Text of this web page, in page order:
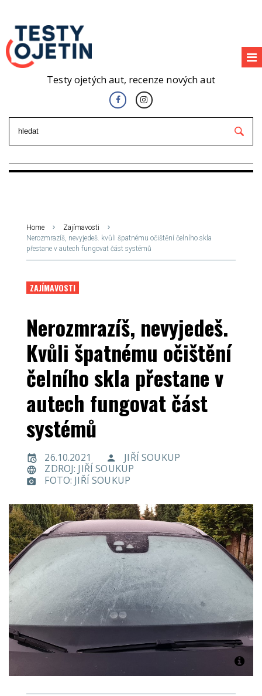
Testy ojetých aut, recenze nových aut
Home
Zajímavosti
Nerozmrazíš, nevyjedeš. kvůli špatnému očištění čelního skla
přestane v autech fungovat část systémů
ZAJÍMAVOSTI
Nerozmrazíš, nevyjedeš.
Kvůli špatnému očištění
čelního skla přestane v
autech fungovat část
systémů
26.10.2021
JIŘÍ SOUKUP
ZDROJ: JIŘÍ SOUKUP
FOTO: JIŘÍ SOUKUP